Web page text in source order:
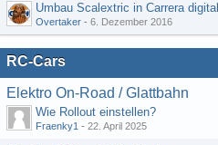
Umbau Scalextric in Carrera digital
Overtaker - 6. Dezember 2016
RC-Cars
Elektro On-Road / Glattbahn
Wie Rollout einstellen?
Fraenky1 - 22. April 2025